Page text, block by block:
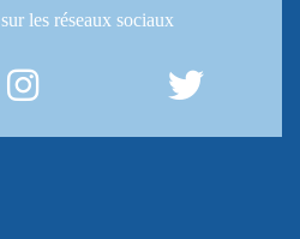
sur les réseaux sociaux